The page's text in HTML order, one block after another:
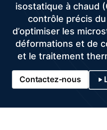
isostatique à chaud
contrôle précis
d’optimiser les
déformations et de
et le traitement
Contactez-nous